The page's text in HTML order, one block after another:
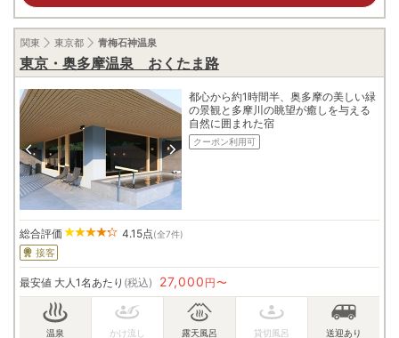
関東 東京都 青梅石神温泉
東京・奥多摩温泉 おくたま路
都心から約1時間半、奥多摩の美しい緑
の景観と多摩川の眺望が癒しを与える
自然に囲まれた宿
クーポン利用可
総合評価 4.15点(全7件)
接客
最安値 大人1名あたり (税込) 27,000 円〜